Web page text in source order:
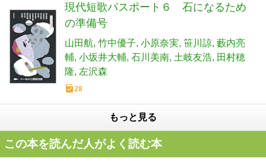
現代短歌パスポート６ 石になるため
の準備号
山田航 竹中優子 小原奈実 笹川諒 藪内亮
輔 小坂井大輔 石川美南 土岐友浩 田村穂
隆 左沢森
28
もっと見る
この本を読んだ人がよく読む本